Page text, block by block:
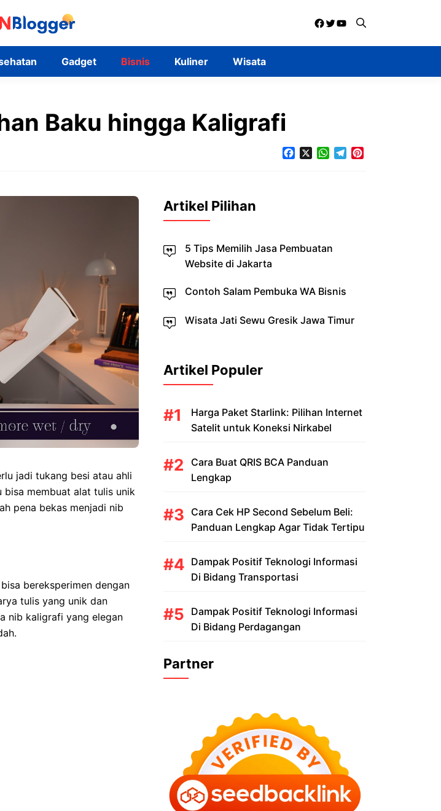
Facebook
Twitter
YouTube
Gadget Bisnis Kuliner Wisata
Baku hingga Kaligrafi
FacebookWhatsApp
Telegram
jadi tukang besi atau ahli
bisa membuat alat tulis unik
pena bekas menjadi nib
bereksperimen dengan
tulis yang unik dan
nib kaligrafi yang elegan
Artikel Pilihan
5 Tips Memilih Jasa Pembuatan
Website di Jakarta
Contoh Salam Pembuka WA Bisnis
Wisata Jati Sewu Gresik Jawa Timur
Artikel Populer
Harga Paket Starlink: Pilihan Internet
Satelit untuk Koneksi Nirkabel
Cara Buat QRIS BCA Panduan
Lengkap
Cara Cek HP Second Sebelum Beli:
Panduan Lengkap Agar Tidak Tertipu
Dampak Positif Teknologi Informasi
Di Bidang Transportasi
Dampak Positif Teknologi Informasi
Di Bidang Perdagangan
Partner